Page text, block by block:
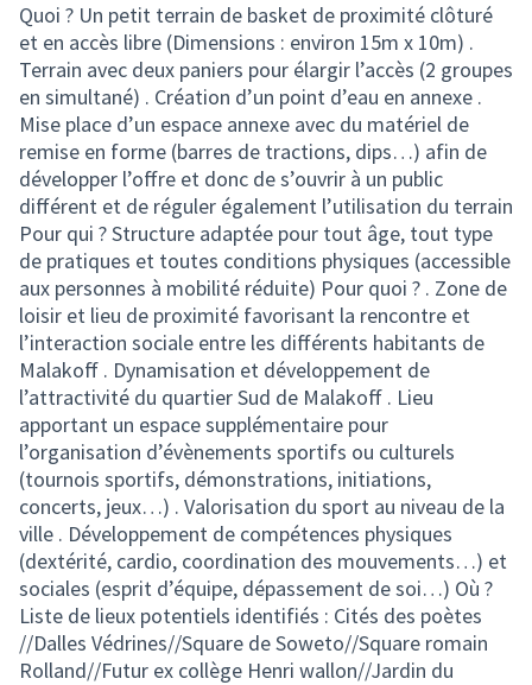
Quoi ? Un petit terrain de basket de proximité clôturé
et en accès libre (Dimensions : environ 15m x 10m) .
Terrain avec deux paniers pour élargir l’accès (2 groupes
en simultané) . Création d’un point d’eau en annexe .
Mise place d’un espace annexe avec du matériel de
remise en forme (barres de tractions, dips…) afin de
développer l’offre et donc de s’ouvrir à un public
différent et de réguler également l’utilisation du terrain
Pour qui ? Structure adaptée pour tout âge, tout type
de pratiques et toutes conditions physiques (accessible
aux personnes à mobilité réduite) Pour quoi ? . Zone de
loisir et lieu de proximité favorisant la rencontre et
l’interaction sociale entre les différents habitants de
Malakoff . Dynamisation et développement de
l’attractivité du quartier Sud de Malakoff . Lieu
apportant un espace supplémentaire pour
l’organisation d’évènements sportifs ou culturels
(tournois sportifs, démonstrations, initiations,
concerts, jeux…) . Valorisation du sport au niveau de la
ville . Développement de compétences physiques
(dextérité, cardio, coordination des mouvements…) et
sociales (esprit d’équipe, dépassement de soi…) Où ?
Liste de lieux potentiels identifiés : Cités des poètes
//Dalles Védrines//Square de Soweto//Square romain
Rolland//Futur ex collège Henri wallon//Jardin du